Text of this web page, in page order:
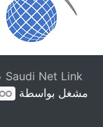
Saudi Net Link
مشغل بواسطة